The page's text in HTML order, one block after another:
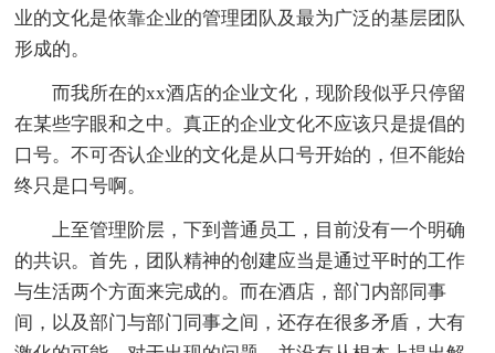
业的文化是依靠企业的管理团队及最为广泛的基层团队
形成的。
而我所在的xx酒店的企业文化，现阶段似乎只停留
在某些字眼和之中。真正的企业文化不应该只是提倡的
口号。不可否认企业的文化是从口号开始的，但不能始
终只是口号啊。
上至管理阶层，下到普通员工，目前没有一个明确
的共识。首先，团队精神的创建应当是通过平时的工作
与生活两个方面来完成的。而在酒店，部门内部同事
间，以及部门与部门同事之间，还存在很多矛盾，大有